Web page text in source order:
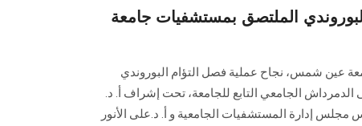
الملتصق بمستشفيات جامعة
عين شمس، نجاح عملية فصل التؤام البوروندي
الجامعي التابع للجامعة، تحت إشراف أ. د.
إدارة المستشفيات الجامعية و أ. د.على الأنور